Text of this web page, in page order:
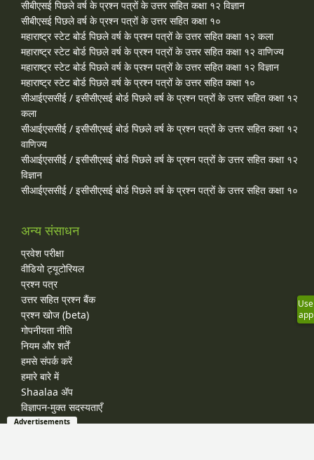
सीबीएसई पिछले वर्ष के प्रश्न पत्रों के उत्तर सहित कक्षा १२ विज्ञान
सीबीएसई पिछले वर्ष के प्रश्न पत्रों के उत्तर सहित कक्षा १०
महाराष्ट्र स्टेट बोर्ड पिछले वर्ष के प्रश्न पत्रों के उत्तर सहित कक्षा १२ कला
महाराष्ट्र स्टेट बोर्ड पिछले वर्ष के प्रश्न पत्रों के उत्तर सहित कक्षा १२ वाणिज्य
महाराष्ट्र स्टेट बोर्ड पिछले वर्ष के प्रश्न पत्रों के उत्तर सहित कक्षा १२ विज्ञान
महाराष्ट्र स्टेट बोर्ड पिछले वर्ष के प्रश्न पत्रों के उत्तर सहित कक्षा १०
सीआईएससीई / इसीसीएसई बोर्ड पिछले वर्ष के प्रश्न पत्रों के उत्तर सहित कक्षा १२
कला
सीआईएससीई / इसीसीएसई बोर्ड पिछले वर्ष के प्रश्न पत्रों के उत्तर सहित कक्षा १२
वाणिज्य
सीआईएससीई / इसीसीएसई बोर्ड पिछले वर्ष के प्रश्न पत्रों के उत्तर सहित कक्षा १२
विज्ञान
सीआईएससीई / इसीसीएसई बोर्ड पिछले वर्ष के प्रश्न पत्रों के उत्तर सहित कक्षा १०
अन्य संसाधन
प्रवेश परीक्षा
वीडियो ट्यूटोरियल
प्रश्न पत्र
उत्तर सहित प्रश्न बैंक
प्रश्न खोज (beta)
गोपनीयता नीति
नियम और शर्तें
हमसे संपर्क करें
हमारे बारे में
Shaalaa ॲप
विज्ञापन-मुक्त सदस्यताएँ
Use
app
Advertisements